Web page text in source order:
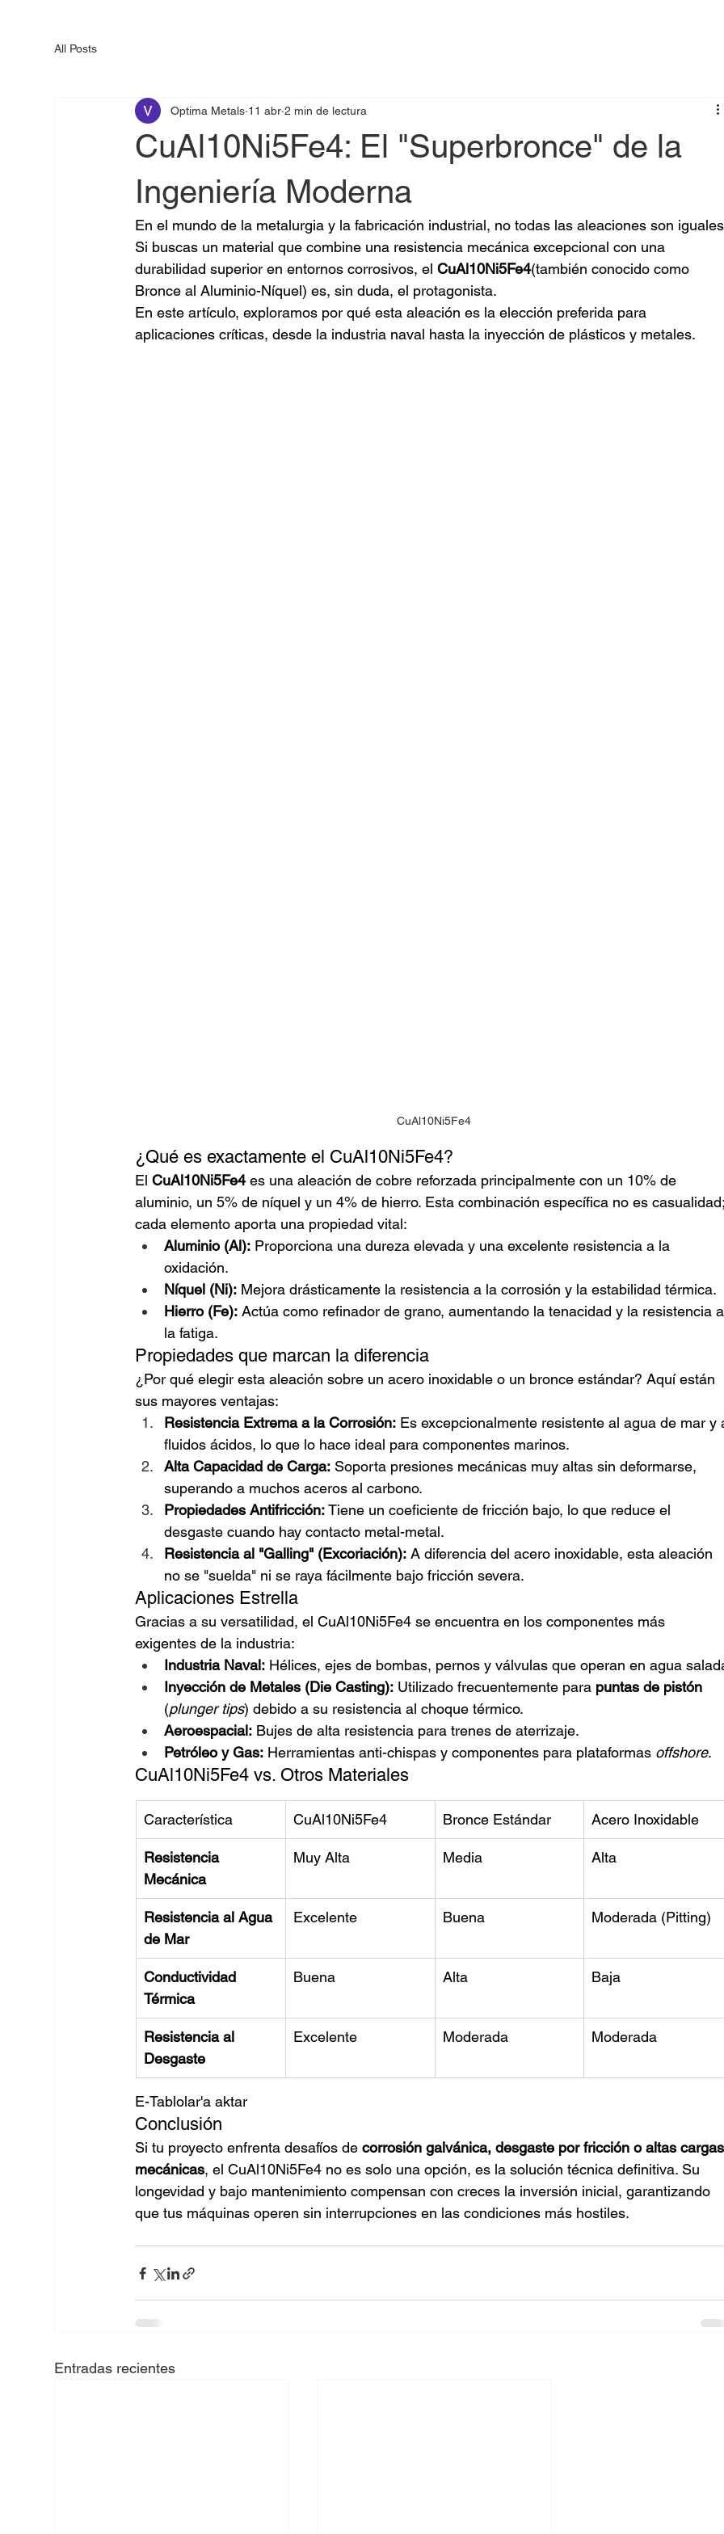
All Posts
CuAl10Ni5Fe4: El "Superbronce" de la
Ingeniería Moderna
Optima Metals 11 abr 2 min de lectura
En el mundo de la metalurgia y la fabricación industrial, no todas las aleaciones son
Si buscas un material que combine una resistencia mecánica excepcional con una
durabilidad superior en entornos corrosivos, el CuAl10Ni5Fe4(también conocido como
Bronce al Aluminio-Níquel) es, sin duda, el protagonista.
En este artículo, exploramos por qué esta aleación es la elección preferida para
aplicaciones críticas, desde la industria naval hasta la inyección de plásticos y metales.
CuAl10Ni5Fe4
¿Qué es exactamente el CuAl10Ni5Fe4?
El CuAl10Ni5Fe4 es una aleación de cobre reforzada principalmente con un 10% de
aluminio, un 5% de níquel y un 4% de hierro. Esta combinación específica no es
cada elemento aporta una propiedad vital:
Aluminio (Al): Proporciona una dureza elevada y una excelente resistencia a la
oxidación.
Níquel (Ni): Mejora drásticamente la resistencia a la corrosión y la estabilidad térmica.
Hierro (Fe): Actúa como refinador de grano, aumentando la tenacidad y la resistencia
la fatiga.
Propiedades que marcan la diferencia
¿Por qué elegir esta aleación sobre un acero inoxidable o un bronce estándar? Aquí están
sus mayores ventajas:
Resistencia Extrema a la Corrosión: Es excepcionalmente resistente al agua de mar y
fluidos ácidos, lo que lo hace ideal para componentes marinos.
Alta Capacidad de Carga: Soporta presiones mecánicas muy altas sin deformarse,
superando a muchos aceros al carbono.
Propiedades Antifricción: Tiene un coeficiente de fricción bajo, lo que reduce el
desgaste cuando hay contacto metal-metal.
Resistencia al "Galling" (Excoriación): A diferencia del acero inoxidable, esta aleación
no se "suelda" ni se raya fácilmente bajo fricción severa.
Aplicaciones Estrella
Gracias a su versatilidad, el CuAl10Ni5Fe4 se encuentra en los componentes más
exigentes de la industria:
Industria Naval: Hélices, ejes de bombas, pernos y válvulas que operan en agua
Inyección de Metales (Die Casting): Utilizado frecuentemente para puntas de pistón
(plunger tips) debido a su resistencia al choque térmico.
Aeroespacial: Bujes de alta resistencia para trenes de aterrizaje.
Petróleo y Gas: Herramientas anti-chispas y componentes para plataformas offshore.
CuAl10Ni5Fe4 vs. Otros Materiales
Característica CuAl10Ni5Fe4 Bronce Estándar Acero Inoxidable
Resistencia
Mecánica
Muy Alta Media Alta
Resistencia al Agua
de Mar
Excelente Buena Moderada (Pitting)
Conductividad
Térmica
Buena Alta Baja
Resistencia al
Desgaste
Excelente Moderada Moderada
E-Tablolar'a aktar
Conclusión
Si tu proyecto enfrenta desafíos de corrosión galvánica, desgaste por fricción o altas
mecánicas, el CuAl10Ni5Fe4 no es solo una opción, es la solución técnica definitiva. Su
longevidad y bajo mantenimiento compensan con creces la inversión inicial, garantizando
que tus máquinas operen sin interrupciones en las condiciones más hostiles.
Entradas recientes